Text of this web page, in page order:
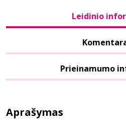
Leidinio
Prieinamumo
Aprašymas